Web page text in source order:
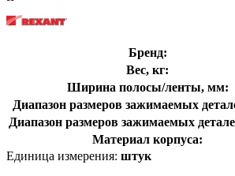
Бренд:
Вес, кг:
Ширина полосы/ленты, мм:
Диапазон размеров зажимаемых
Диапазон размеров зажимаемых
Материал корпуса:
Единица измерения: штук